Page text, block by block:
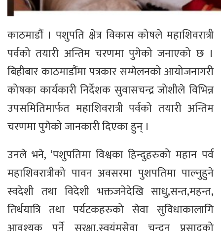
काठमाडौं । पशुपति क्षेत्र विकास कोषले महाशिवरात्री
पर्वको तयारी अन्तिम चरणमा पुगेको जनाएको छ ।
बिहीबार काठमाडौंमा पत्रकार सम्मेलनको आयोजनागरी
कोषका कार्यकारी निर्देशक सुवासचन्द्र जोशीले विभिन्न
उपसमितिमार्फत महाशिवरात्री पर्वको तयारी अन्तिम
चरणमा पुगेको जानकारी दिएका हुन् ।
उनले भने, ‘पशुपतिमा विश्वका हिन्दुहरुको महान पर्व
महाशिवरात्रीको पावन अवसरमा पुशपतिमा पाल्नुहुने
स्वदेशी तथा विदेशी भक्तजनेदेखि साधु,सन्त,महन्त,
तिर्थयात्रि तथा पर्यटकहरुको सेवा सुविधाकालागि